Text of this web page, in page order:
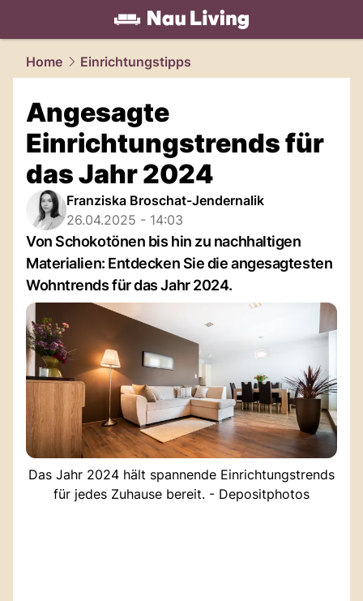
living.NAU.ch
Home Einrichtungstipps
Angesagte
Einrichtungstrends für
das Jahr 2024
Franziska Broschat-Jendernalik
26.04.2025 - 14:03
Von Schokotönen bis hin zu nachhaltigen
Materialien: Entdecken Sie die angesagtesten
Wohntrends für das Jahr 2024.
Das Jahr 2024 hält spannende Einrichtungstrends
für jedes Zuhause bereit. - Depositphotos